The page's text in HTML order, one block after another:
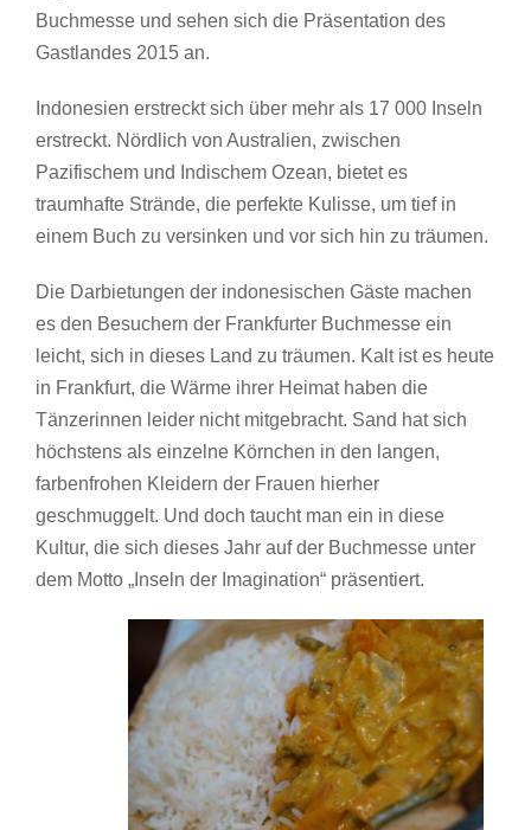
Buchmesse und sehen sich die Präsentation des
Gastlandes 2015 an.
Indonesien erstreckt sich über mehr als 17 000 Inseln
erstreckt. Nördlich von Australien, zwischen
Pazifischem und Indischem Ozean, bietet es
traumhafte Strände, die perfekte Kulisse, um tief in
einem Buch zu versinken und vor sich hin zu träumen.
Die Darbietungen der indonesischen Gäste machen
es den Besuchern der Frankfurter Buchmesse ein
leicht, sich in dieses Land zu träumen. Kalt ist es heute
in Frankfurt, die Wärme ihrer Heimat haben die
Tänzerinnen leider nicht mitgebracht. Sand hat sich
höchstens als einzelne Körnchen in den langen,
farbenfrohen Kleidern der Frauen hierher
geschmuggelt. Und doch taucht man ein in diese
Kultur, die sich dieses Jahr auf der Buchmesse unter
dem Motto „Inseln der Imagination“ präsentiert.